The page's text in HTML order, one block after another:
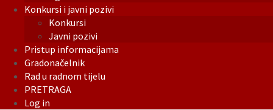
Konkursi i javni pozivi
Konkursi
Javni pozivi
Pristup informacijama
Gradonačelnik
Rad u radnom tijelu
PRETRAGA
Log in